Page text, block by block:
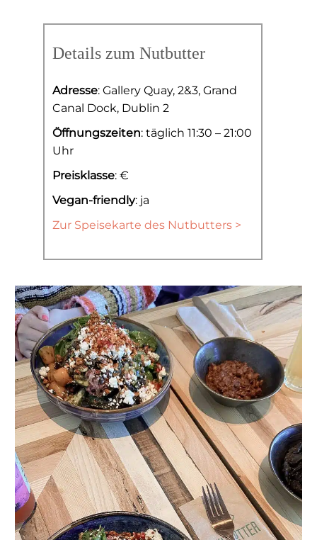
Details zum Nutbutter
Adresse: Gallery Quay, 2&3, Grand
Canal Dock, Dublin 2
Öffnungszeiten: täglich 11:30 – 21:00
Uhr
Preisklasse: €
Vegan-friendly: ja
Zur Speisekarte des Nutbutters >